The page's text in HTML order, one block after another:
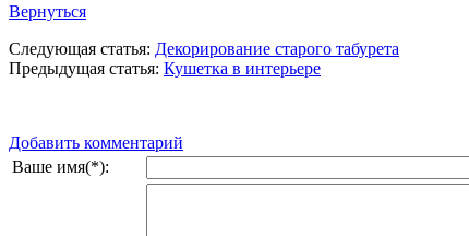
Вернуться
Следующая статья: Декорирование старого табурета
Предыдущая статья: Кушетка в интерьере
Добавить комментарий
Ваше имя(*):